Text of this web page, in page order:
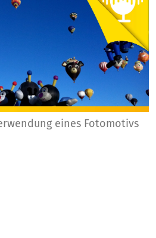
eines Fotomotivs